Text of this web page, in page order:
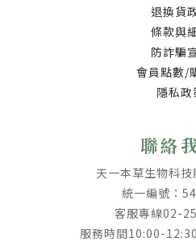
退換貨
條款與
防詐騙
會員點數/
隱私政
聯絡
天一本草生物科
統一編號：
客服專線02-
服務時間10:00-